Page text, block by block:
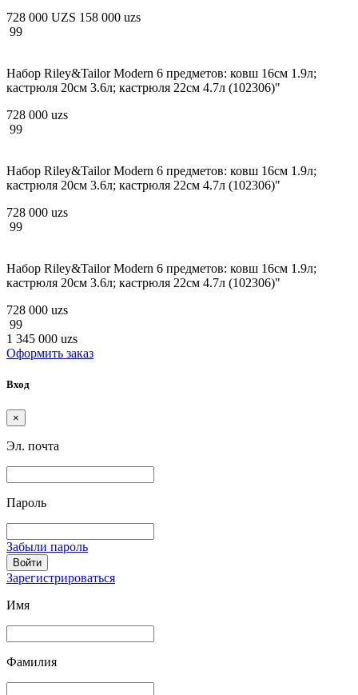
728 000 UZS 158 000 uzs
99
Набор Riley&Tailor Modern 6 предметов: ковш 16см 1.9л;
кастрюля 20см 3.6л; кастрюля 22см 4.7л (102306)"
728 000 uzs
99
Набор Riley&Tailor Modern 6 предметов: ковш 16см 1.9л;
кастрюля 20см 3.6л; кастрюля 22см 4.7л (102306)"
728 000 uzs
99
Набор Riley&Tailor Modern 6 предметов: ковш 16см 1.9л;
кастрюля 20см 3.6л; кастрюля 22см 4.7л (102306)"
728 000 uzs
99
1 345 000 uzs
Оформить заказ
Вход
×
Эл. почта
Пароль
Забыли пароль
Войти
Зарегистрироваться
Имя
Фамилия